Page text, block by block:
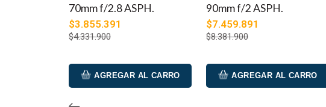
70mm f/2.8 ASPH.
$3.855.391
$4.331.900
AGREGAR AL CARRO
90mm f/2 ASPH.
$7.459.891
$8.381.900
AGREGAR AL CARRO